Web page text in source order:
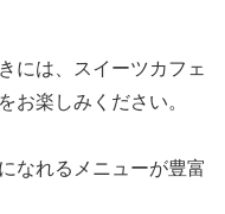
には、スイーツカフェ
お楽しみください。
なれるメニューが豊富